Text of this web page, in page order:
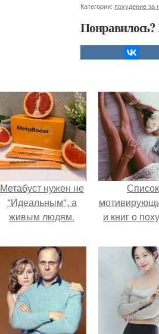
Категории: похудение за
Понравилось?
Метабуст нужен не
"Идеальным", а
живым людям.
Список
и книг о